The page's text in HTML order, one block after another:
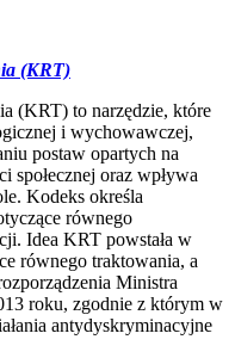
(KRT)
(KRT) to narzędzie, które
i wychowawczej,
postaw opartych na
społecznej oraz wpływa
Kodeks określa
równego
Idea KRT powstała w
równego traktowania, a
Ministra
roku, zgodnie z którym w
antydyskryminacyjne